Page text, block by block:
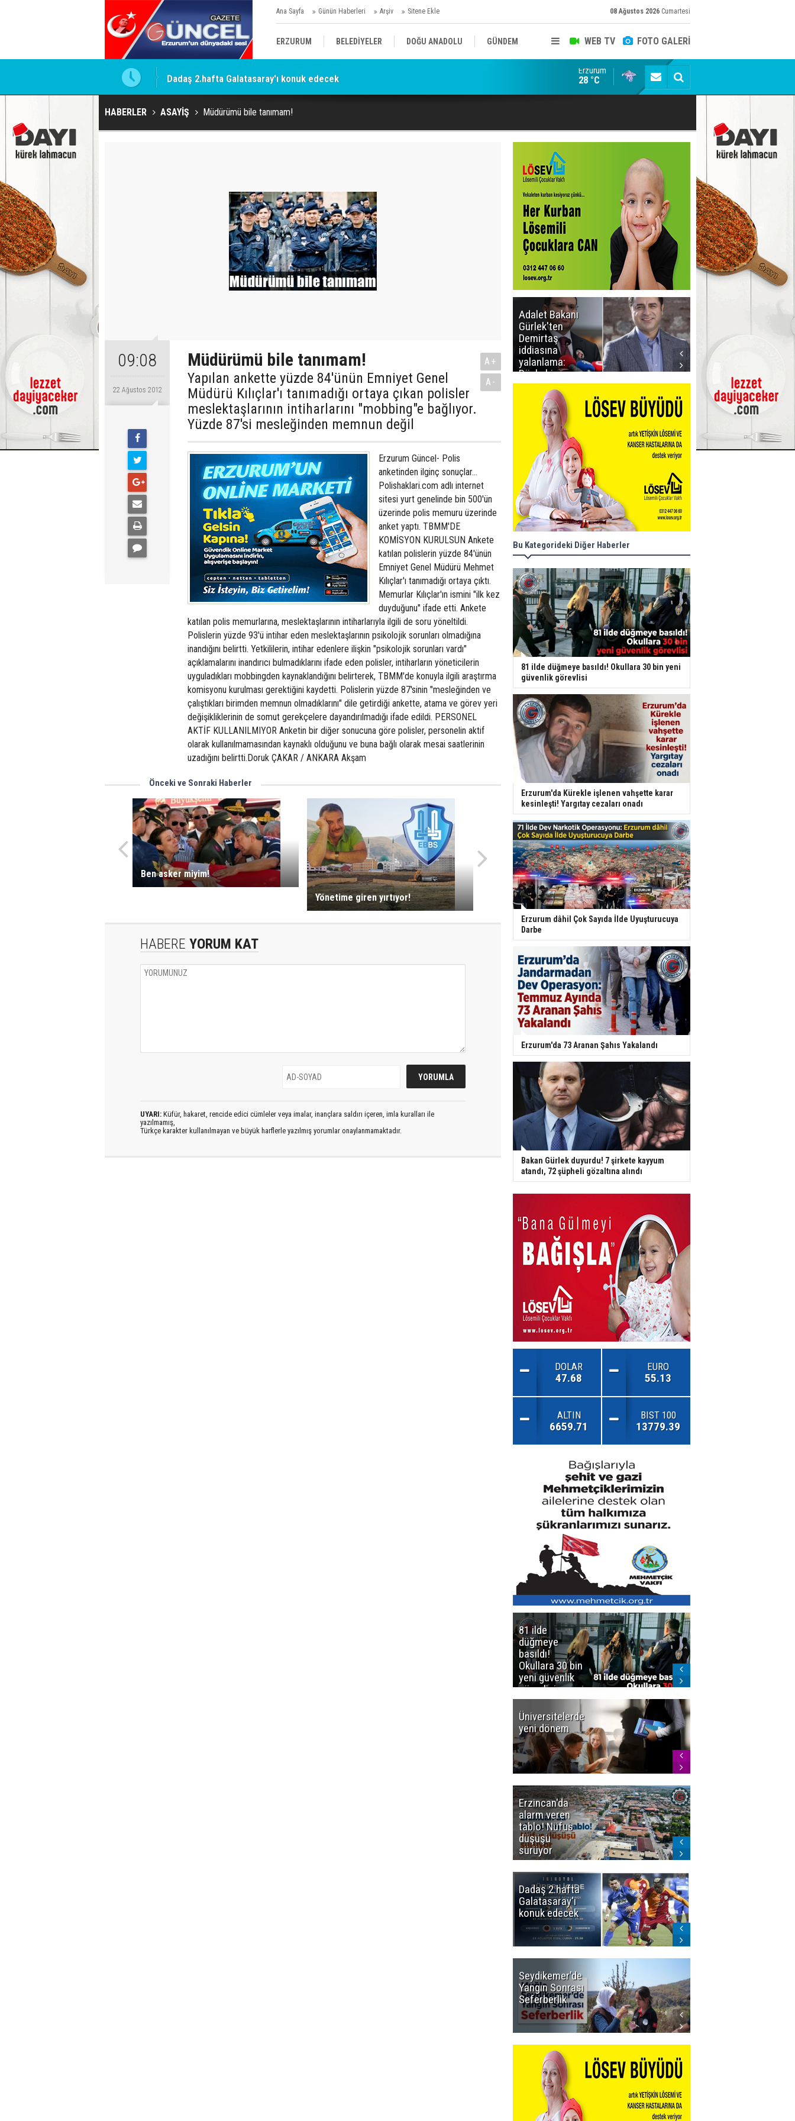
Ana Sayfa Günün Haberleri Arşiv Sitene Ekle 08 Ağustos 2026 Cumartesi
WEB TV FOTO GALERİ
ERZURUM BELEDİYELER DOĞU ANADOLU GÜNDEM
SİYASET
KÜLTÜR/SANAT//MAĞAZİN
Dadaş 2.hafta Galatasaray'ı konuk edecek Devlet Bahçeli 20 bin kişinin katıldığı düğünde
Erzurum
28 °C
HABERLER ASAYİŞ Müdürümü bile tanımam!
09:08
22 Ağustos 2012
Müdürümü bile tanımam!
Yapılan ankette yüzde 84'ünün Emniyet Genel
Müdürü Kılıçlar'ı tanımadığı ortaya çıkan polisler
meslektaşlarının intiharlarını "mobbing"e bağlıyor.
Yüzde 87'si mesleğinden memnun değil
A+
A-
Erzurum Güncel- Polis
anketinden ilginç sonuçlar...
Polishaklari.com adlı internet
sitesi yurt genelinde bin 500'ün
üzerinde polis memuru üzerinde
anket yaptı. TBMM'DE
KOMİSYON KURULSUN Ankete
katılan polislerin yüzde 84'ünün
Emniyet Genel Müdürü Mehmet
Kılıçlar'ı tanımadığı ortaya çıktı.
Memurlar Kılıçlar'ın ismini "ilk kez
duyduğunu" ifade etti. Ankete
katılan polis memurlarına, meslektaşlarının intiharlarıyla ilgili de soru yöneltildi.
Polislerin yüzde 93'ü intihar eden meslektaşlarının psikolojik sorunları olmadığına
inandığını belirtti. Yetkililerin, intihar edenlere ilişkin "psikolojik sorunları vardı"
açıklamalarını inandırıcı bulmadıklarını ifade eden polisler, intiharların yöneticilerin
uyguladıkları mobbingden kaynaklandığını belirterek, TBMM'de konuyla ilgili araştırma
komisyonu kurulması gerektiğini kaydetti. Polislerin yüzde 87'sinin "mesleğinden ve
çalıştıkları birimden memnun olmadıklarını" dile getirdiği ankette, atama ve görev yeri
değişikliklerinin de somut gerekçelere dayandırılmadığı ifade edildi. PERSONEL
AKTİF KULLANILMIYOR Anketin bir diğer sonucuna göre polisler, personelin aktif
olarak kullanılmamasından kaynaklı olduğunu ve buna bağlı olarak mesai saatlerinin
uzadığını belirtti.Doruk ÇAKAR / ANKARA Akşam
Önceki ve Sonraki Haberler
Ben asker miyim!
Yönetime giren yırtıyor!
HABERE YORUM KAT
UYARI: Küfür, hakaret, rencide edici cümleler veya imalar, inançlara saldırı içeren, imla kuralları ile
yazılmamış,
Türkçe karakter kullanılmayan ve büyük harflerle yazılmış yorumlar onaylanmamaktadır.
Adalet Bakanı
Gürlek'ten
Demirtaş
iddiasına
yalanlama:
Böyle bir
açıklama
yapmadım
konuk edecek
Bu Kategorideki Diğer Haberler
81 ilde düğmeye basıldı! Okullara 30 bin yeni
güvenlik görevlisi
Erzurum'da Kürekle işlenen vahşette karar
kesinleşti! Yargıtay cezaları onadı
Erzurum dâhil Çok Sayıda İlde Uyuşturucuya
Darbe
Erzurum'da 73 Aranan Şahıs Yakalandı
Bakan Gürlek duyurdu! 7 şirkete kayyum
atandı, 72 şüpheli gözaltına alındı
DOLAR
47.68
EURO
55.13
ALTIN
6659.71
BIST 100
13779.39
81 ilde
düğmeye
basıldı!
Okullara 30 bin
yeni güvenlik
görevlisi
Üniversitelerde
yeni dönem
Erzincan'da
alarm veren
tablo! Nüfus
düşüşü
sürüyor
Dadaş 2.hafta
Galatasaray'ı
konuk edecek
Seydikemer'de
Yangın Sonrası
Seferberlik